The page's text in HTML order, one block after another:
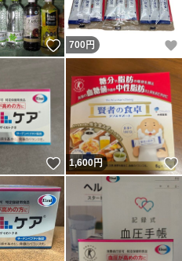
いいね！
700 円
いいね！
1,600円